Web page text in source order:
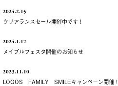
2024.2.15
クリアランスセール開催中です！
2024.1.12
メイプルフェスタ開催のお知らせ
2023.11.10
LOGOS FAMILY SMILEキャンペーン開催！